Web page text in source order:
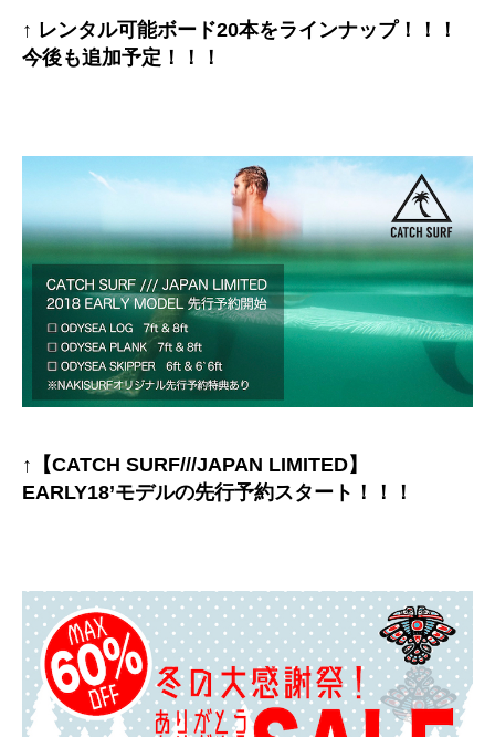
↑ レンタル可能ボード20本をラインナップ！！！
今後も追加予定！！！
↑【CATCH SURF///JAPAN LIMITED】
EARLY18’モデルの先行予約スタート！！！